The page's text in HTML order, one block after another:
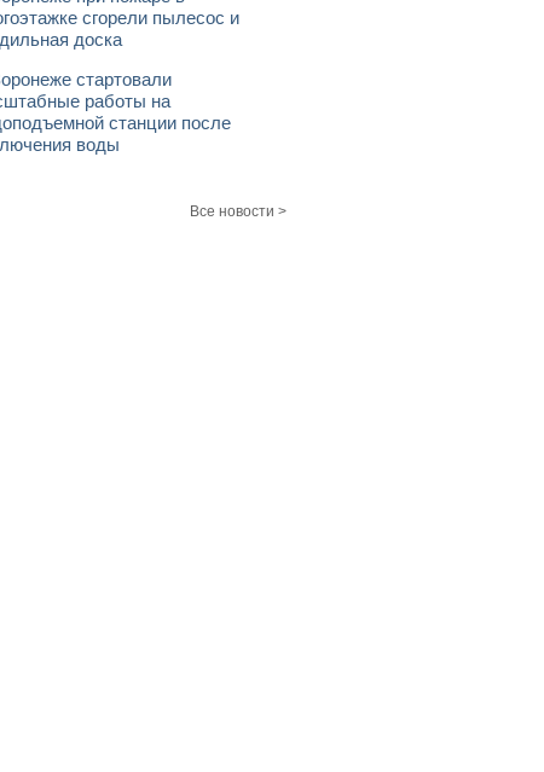
сгорели пылесос и
доска
стартовали
работы на
станции после
воды
Все новости >